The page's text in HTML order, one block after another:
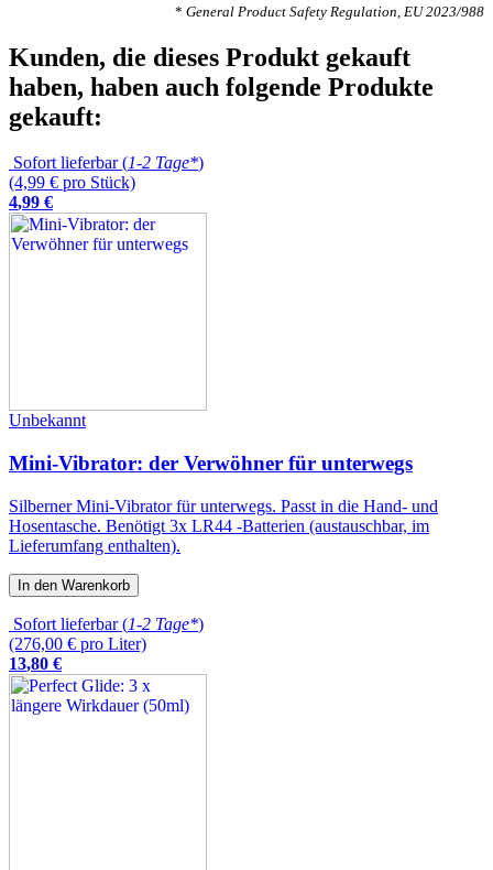
* General Product Safety Regulation, EU 2023/988
Kunden, die dieses Produkt gekauft
haben, haben auch folgende Produkte
gekauft:
Sofort lieferbar (1-2 Tage*)
(4,99 € pro Stück)
4,99 €
Unbekannt
Mini-Vibrator: der Verwöhner für unterwegs
Silberner Mini-Vibrator für unterwegs. Passt in die Hand- und
Hosentasche. Benötigt 3x LR44 -Batterien (austauschbar, im
Lieferumfang enthalten).
In den Warenkorb
Sofort lieferbar (1-2 Tage*)
(276,00 € pro Liter)
13,80 €